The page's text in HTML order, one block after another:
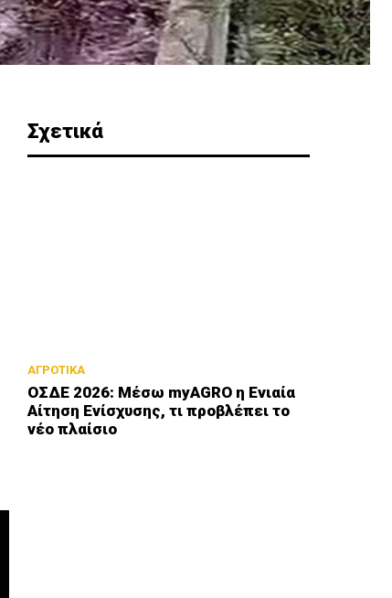
Σχετικά
ΑΓΡΟΤΙΚΑ
ΟΣΔΕ 2026: Μέσω myAGRO η Ενιαία
Αίτηση Ενίσχυσης, τι προβλέπει το
νέο πλαίσιο